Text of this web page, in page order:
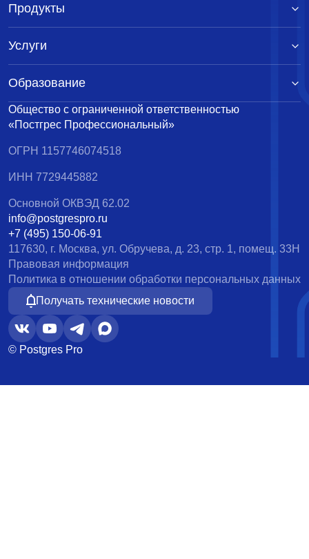
Общество с ограниченной ответственностью
«Постгрес Профессиональный»
ОГРН 1157746074518
ИНН 7729445882
Основной ОКВЭД 62.02
info@postgrespro.ru
+7 (495) 150-06-91
117630, г. Москва, ул. Обручева, д. 23, стр. 1, помещ. 33Н
Правовая информация
Политика в отношении обработки персональных данных
Получать технические новости
© Postgres Pro
Продукты
Услуги
Образование